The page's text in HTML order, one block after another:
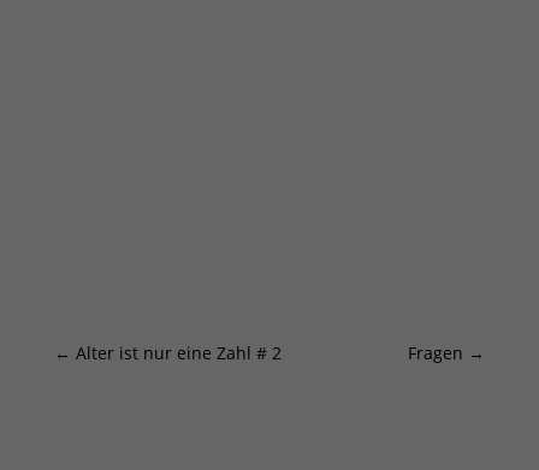
← Alter ist nur eine Zahl # 2 Fragen →